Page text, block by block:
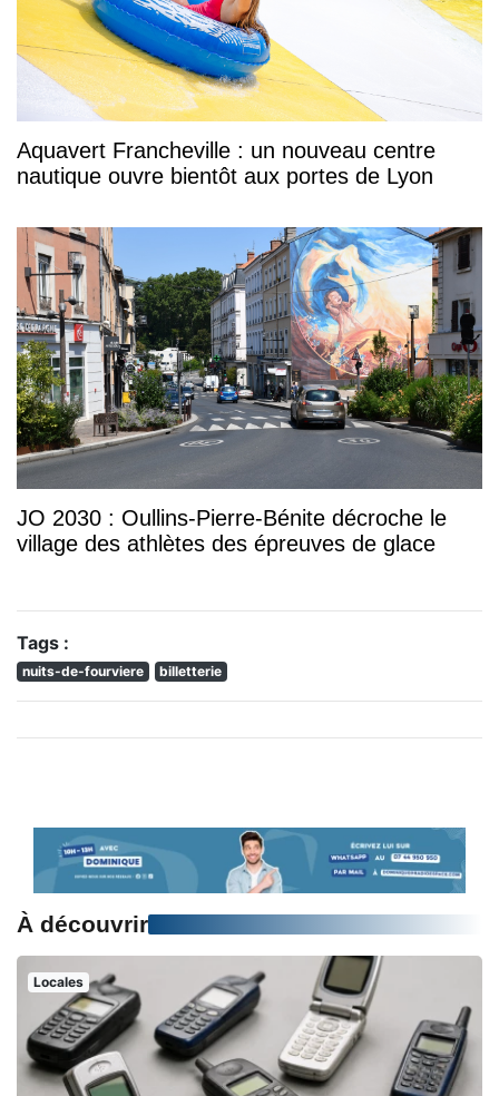
Aquavert Francheville : un nouveau centre
nautique ouvre bientôt aux portes de Lyon
JO 2030 : Oullins-Pierre-Bénite décroche le
village des athlètes des épreuves de glace
Tags :
nuits-de-fourviere billetterie
À découvrir
Locales